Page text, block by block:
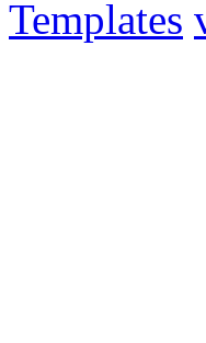
Templates